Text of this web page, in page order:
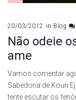
20/03/2012 in Blog
Não odeie
ame
Vamos comentar
Sabedoria de Koun
tente escutar os